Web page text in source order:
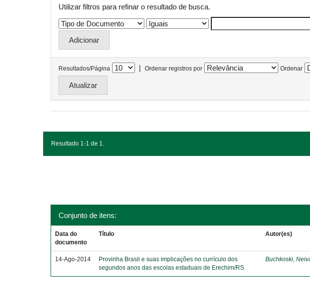
Utilizar filtros para refinar o resultado de busca.
Resultados/Página | Ordenar registros por Ordenar
Resultado 1-1 de 1.
Conjunto de itens:
Data do
documento
Título Autor(es)
14-Ago-2014
Provinha Brasil e suas implicações no currículo dos
segundos anos das escolas estaduais de Erechim/RS
Buchkoski,